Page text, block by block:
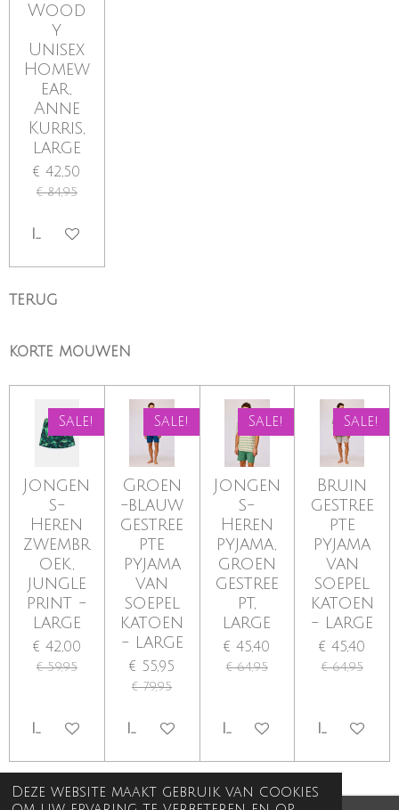
Deze website maakt gebruik van cookies
Wood
y
Unisex
Homew
ear,
Anne
Kurris,
large
€ 42,50
€ 84,95
IN WINKELWAGEN
TERUG
KORTE MOUWEN
Sale!
Jongen
s-
Heren
zwembr
oek,
jungle
print -
large
€ 42,00
€ 59,95
IN WINKELWAGEN
Sale!
Groen
-blauw
gestree
pte
pyjama
van
soepel
katoen
- large
€ 55,95
€ 79,95
IN WINKELWAGEN
Sale!
Jongen
s-
Heren
pyjama,
groen
gestree
pt,
large
€ 45,40
€ 64,95
IN WINKELWAGEN
Sale!
Bruin
gestree
pte
pyjama
van
soepel
katoen
- large
€ 45,40
€ 64,95
IN